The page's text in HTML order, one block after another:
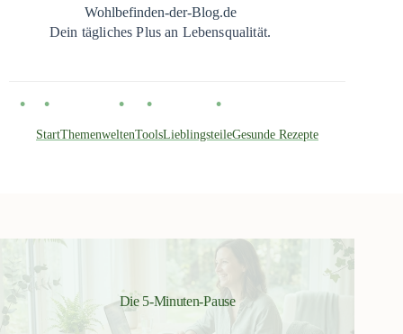
Wohlbefinden-der-Blog.de
Dein tägliches Plus an Lebensqualität.
StartThemenweltenToolsLieblingsteileGesunde Rezepte
Die 5-Minuten-Pause